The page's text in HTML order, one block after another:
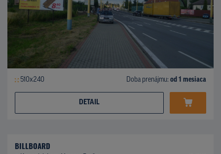
510x240 Doba prenájmu: od 1 mesiaca
DETAIL
BILLBOARD